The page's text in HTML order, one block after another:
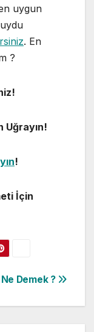
uygun
. En
?
Uğrayın!
!
İçin
Demek ?